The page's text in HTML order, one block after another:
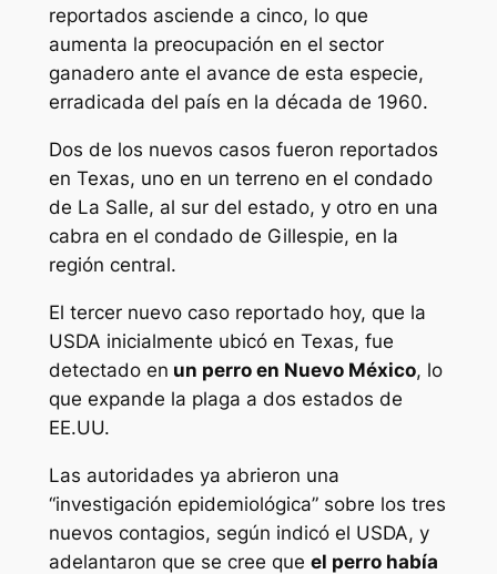
reportados asciende a cinco, lo que
aumenta la preocupación en el sector
ganadero ante el avance de esta especie,
erradicada del país en la década de 1960.
Dos de los nuevos casos fueron reportados
en Texas, uno en un terreno en el condado
de La Salle, al sur del estado, y otro en una
cabra en el condado de Gillespie, en la
región central.
El tercer nuevo caso reportado hoy, que la
USDA inicialmente ubicó en Texas, fue
detectado en un perro en Nuevo México, lo
que expande la plaga a dos estados de
EE.UU.
Las autoridades ya abrieron una
“investigación epidemiológica” sobre los tres
nuevos contagios, según indicó el USDA, y
adelantaron que se cree que el perro había